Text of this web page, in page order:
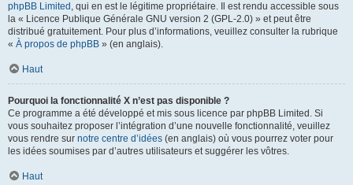
phpBB Limited , qui en est le légitime propriétaire. Il est rendu accessible sous
la « Licence Publique Générale GNU version 2 (GPL-2.0) » et peut être
distribué gratuitement. Pour plus d’informations, veuillez consulter la rubrique
« À propos de phpBB » (en anglais).
Haut
Pourquoi la fonctionnalité X n’est pas disponible ?
Ce programme a été développé et mis sous licence par phpBB Limited. Si
vous souhaitez proposer l’intégration d’une nouvelle fonctionnalité, veuillez
vous rendre sur notre centre d’idées (en anglais) où vous pourrez voter pour
les idées soumises par d’autres utilisateurs et suggérer les vôtres.
Haut